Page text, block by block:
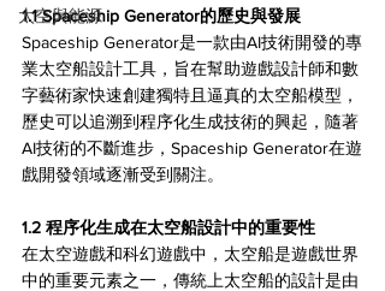
太空與能源
1.1 Spaceship Generator的歷史與發展
Spaceship Generator是一款由AI技術開發的專
業太空船設計工具，旨在幫助遊戲設計師和數
字藝術家快速創建獨特且逼真的太空船模型，
歷史可以追溯到程序化生成技術的興起，隨著
AI技術的不斷進步，Spaceship Generator在遊
戲開發領域逐漸受到關注。
1.2 程序化生成在太空船設計中的重要性
在太空遊戲和科幻遊戲中，太空船是遊戲世界
中的重要元素之一，傳統上太空船的設計是由